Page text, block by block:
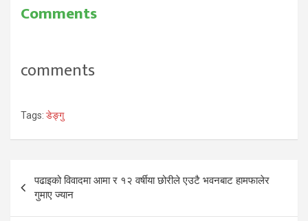
Comments
comments
Tags: डेङ्गु
Post
navigation
पढाइको विवादमा आमा र १२ वर्षीया छोरीले एउटै भवनबाट हामफालेर
गुमाए ज्यान